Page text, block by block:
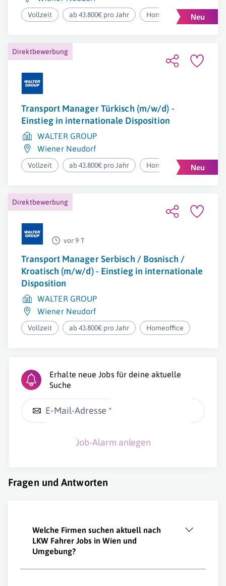
Vollzeit ab 43.800€ pro Jahr Homeoffice
Direktbewerbung
Transport Manager Türkisch (m/w/d) -
Einstieg in internationale Disposition
WALTER GROUP
Wiener Neudorf
Vollzeit ab 43.800€ pro Jahr Homeoffice
Direktbewerbung
vor 9 T
Transport Manager Serbisch / Bosnisch /
Kroatisch (m/w/d) - Einstieg in internationale
Disposition
WALTER GROUP
Wiener Neudorf
Vollzeit ab 43.800€ pro Jahr Homeoffice
Erhalte neue Jobs für deine aktuelle
Suche
E-Mail-Adresse *
Job-Alarm anlegen
Fragen und Antworten
Welche Firmen suchen aktuell nach
LKW Fahrer Jobs in Wien und
Umgebung?